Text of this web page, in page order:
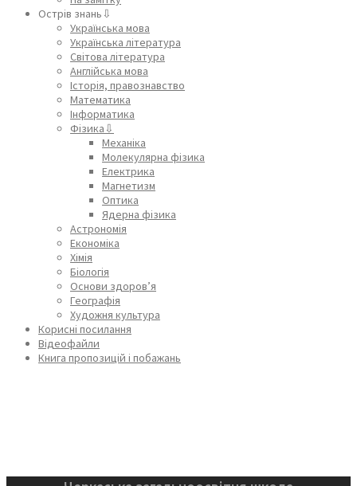
Острів знань⇩
Українська мова
Українська література
Світова література
Англійська мова
Історія, правознавство
Математика
Інформатика
Фізика⇩
Механіка
Молекулярна фізика
Електрика
Магнетизм
Оптика
Ядерна фізика
Астрономія
Економіка
Хімія
Біологія
Основи здоров’я
Географія
Художня культура
Корисні посилання
Відеофайли
Книга пропозицій і побажань